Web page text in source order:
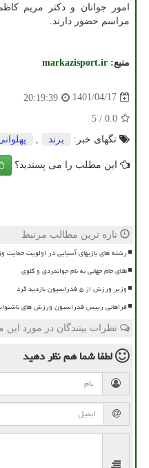
امور جوانان و دکتر مریم
مراسم حضور دارند.
منبع: markazisport.ir
1401/04/17
20:19:39
0.0
/
5
تگهای خبر:
برند
این مطلب را می پسندید؟
تازه ترین مطالب مرتبط
رشته های بازیهای آسیایی در اولویت
طلای جام جهانی به نام جوانمردی و گلوی
وزیر ورزش از ۵ فدراسیون بازدید کرد
فراهانی رییس فدراسیون ورزش های
نظرات بینندگان در مورد
لطفا شما همنظر دهید